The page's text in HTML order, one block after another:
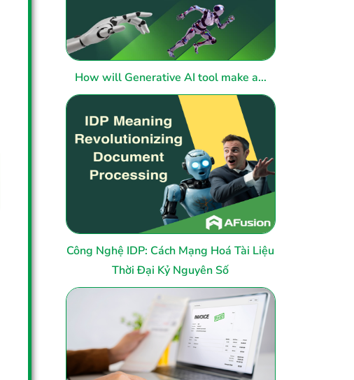
How will Generative AI tool make a...
Công Nghệ IDP: Cách Mạng Hoá Tài Liệu
Thời Đại Kỷ Nguyên Số